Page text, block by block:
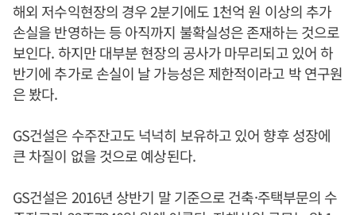
해외 저수익현장의 경우 2분기에도 1천억 원 이상의 추가
손실을 반영하는 등 아직까지 불확실성은 존재하는 것으로
보인다. 하지만 대부분 현장의 공사가 마무리되고 있어 하
반기에 추가로 손실이 날 가능성은 제한적이라고 박 연구원
은 봤다.
GS건설은 수주잔고도 넉넉히 보유하고 있어 향후 성장에
큰 차질이 없을 것으로 예상된다.
GS건설은 2016년 상반기 말 기준으로 건축·주택부문의 수